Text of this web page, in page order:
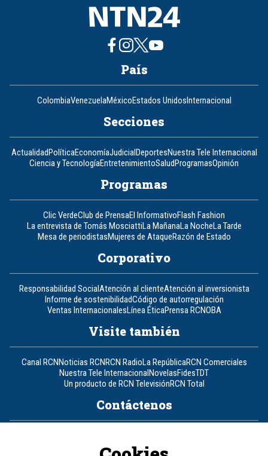
País
ColombiaVenezuelaMéxicoEstados UnidosInternacional
Secciones
ActualidadPolíticaEconomíaJudicialDeportesNuestra Tele Internacional
Ciencia y TecnologíaEntretenimientoSaludProgramasOpinión
Programas
Clic VerdeClub de PrensaEl InformativoFlash Fashion
La entrevista de Tomás MosciattiLa MañanaLa NocheLa Tarde
Mesa de periodistasMujeres de AtaqueRazón de Estado
Corporativo
Responsabilidad SocialAtención al clienteAtención al inversionista
Informe de sostenibilidadCódigo de autorregulación
Ventas InternacionalesLínea ÉticaPrensa RCNOBA
Visite también
Canal RCNNoticias RCNRCN RadioLa RepúblicaRCN Comerciales
Nuestra Tele InternacionalNovelasFidesTDT
Un producto de RCN TelevisiónRCN Total
Contáctenos